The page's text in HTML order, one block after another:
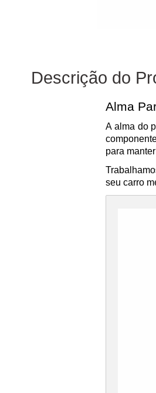
Descrição do
Alma
A alma do
para
seu carro